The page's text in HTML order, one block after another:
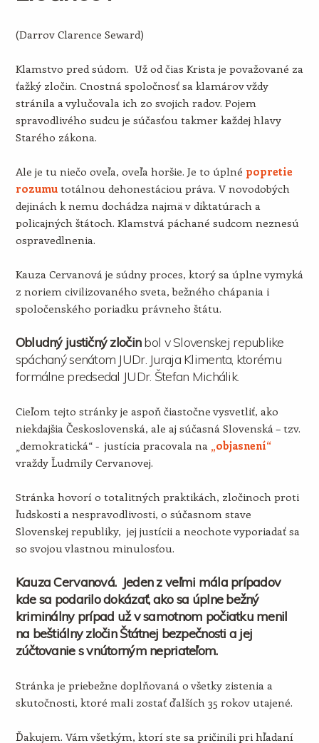
(Darrov Clarence Seward)
Klamstvo pred súdom. Už od čias Krista je považované za
ťažký zločin. Cnostná spoločnosť sa klamárov vždy
stránila a vylučovala ich zo svojich radov. Pojem
spravodlivého sudcu je súčasťou takmer každej hlavy
Starého zákona.
Ale je tu niečo oveľa, oveľa horšie. Je to úplné popretie
rozumutotálnou dehonestáciou práva. V novodobých
dejinách k nemu dochádza najmä v diktatúrach a
policajných štátoch. Klamstvá páchané sudcom neznesú
ospravedlnenia.
Kauza Cervanová je súdny proces, ktorý sa úplne vymyká
z noriem civilizovaného sveta, bežného chápania i
spoločenského poriadku právneho štátu.
Obludný justičný zločinbol v Slovenskej republike
spáchaný senátom JUDr. Juraja Klimenta, ktorému
formálne predsedal JUDr. Štefan Michálik.
Cieľom tejto stránky je aspoň čiastočne vysvetliť, ako
niekdajšia Československá, ale aj súčasná Slovenská – tzv.
„demokratická“ - justícia pracovala na „objasnení“
vraždy Ľudmily Cervanovej.
Stránka hovorí o totalitných praktikách, zločinoch proti
ľudskosti a nespravodlivosti, o súčasnom stave
Slovenskej republiky, jej justícii a neochote vyporiadať sa
so svojou vlastnou minulosťou.
Kauza Cervanová. Jeden z veľmi mála prípadov
kde sa podarilo dokázať, ako sa úplne bežný
kriminálny prípad už v samotnom počiatku menil
na beštiálny zločin Štátnej bezpečnosti a jej
zúčtovanie s vnútorným nepriateľom.
Stránka je priebežne doplňovaná o všetky zistenia a
skutočnosti, ktoré mali zostať ďalších 35 rokov utajené.
Ďakujem. Vám všetkým, ktorí ste sa pričinili pri hľadaní